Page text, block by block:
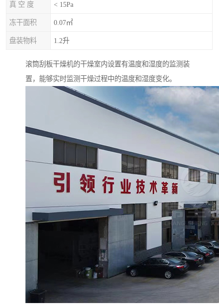
真 空 度 < 15Pa
冻干面积 0.07㎡
盘装物料 1.2升
滚筒刮板干燥机的干燥室内设置有温度和湿度的监测装
置，能够实时监测干燥过程中的温度和湿度变化。